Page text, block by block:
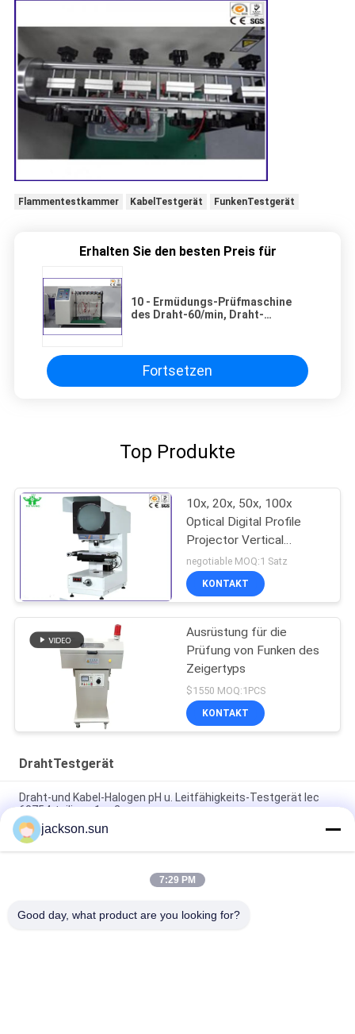
Flammentestkammer KabelTestgerät FunkenTestgerät
Erhalten Sie den besten Preis für
10 - Ermüdungs-Prüfmaschine
des Draht-60/min, Draht-
Fortsetzen
Top Produkte
10x, 20x, 50x, 100x
Optical Digital Profile
Projector Vertical
Measure for Wire and
Cable
negotiable MOQ:1 Satz
KONTAKT
Ausrüstung für die
Prüfung von Funken des
Zeigertyps
$1550 MOQ:1PCS
KONTAKT
DrahtTestgerät
Draht-und Kabel-Halogen pH u. Leitfähigkeits-Testgerät Iec
60754-teiliges 1 u. 2
Einfach betreiben Sie Draht-Testgerät-Halogen-sauren
Gasröhren-Ofen für Kabel
Hohe Präzision 50 ℃ | 960 ℃ Glühdraht-Prüfmaschine mit Iec
jackson.sun
7:29 PM
Good day, what product are you looking for?